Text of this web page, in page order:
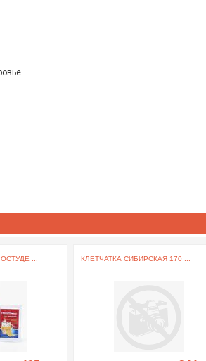
... КЛЕТЧАТКА СИБИРСКАЯ 170 ...